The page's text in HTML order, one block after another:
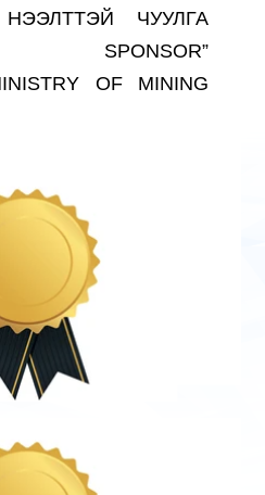
ЧУУЛГА
SPONSOR”
OF MINING